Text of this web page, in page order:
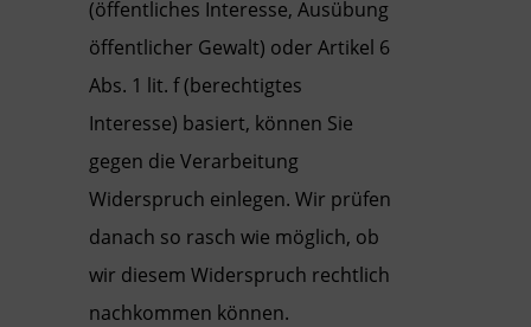
(öffentliches Interesse, Ausübung
öffentlicher Gewalt) oder Artikel 6
Abs. 1 lit. f (berechtigtes
Interesse) basiert, können Sie
gegen die Verarbeitung
Widerspruch einlegen. Wir prüfen
danach so rasch wie möglich, ob
wir diesem Widerspruch rechtlich
nachkommen können.